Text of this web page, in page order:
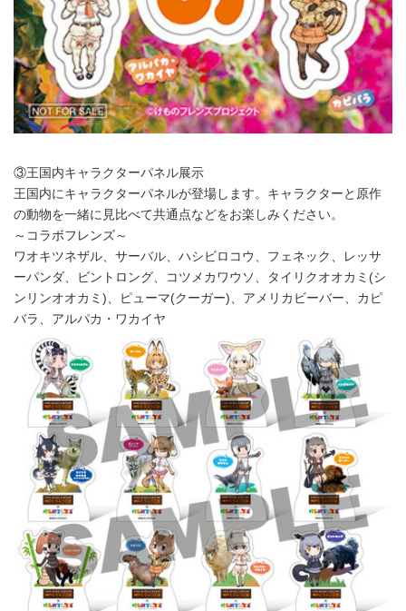
③王国内キャラクターパネル展示
王国内にキャラクターパネルが登場します。キャラクターと原作
の動物を一緒に見比べて共通点などをお楽しみください。
～コラボフレンズ～
ワオキツネザル、サーバル、ハシビロコウ、フェネック、レッサ
ーパンダ、ビントロング、コツメカワウソ、タイリクオオカミ(シ
ンリンオオカミ)、ピューマ(クーガー)、アメリカビーバー、カピ
バラ、アルパカ・ワカイヤ